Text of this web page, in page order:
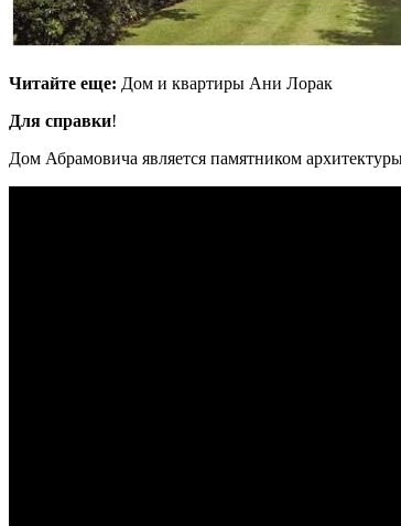
Читайте еще: Дом и квартиры Ани Лорак
Для справки!
Дом Абрамовича является памятником